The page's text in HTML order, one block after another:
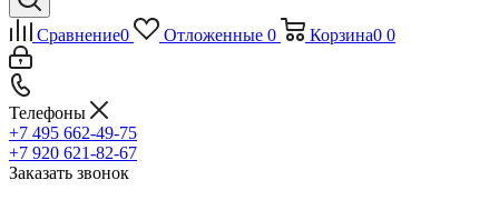
Сравнение0 Отложенные 0 Корзина0 0
Телефоны
+7 495 662-49-75
+7 920 621-82-67
Заказать звонок